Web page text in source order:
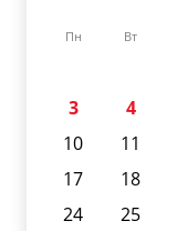
Пн Вт
3
4
10
11
17
18
24
25